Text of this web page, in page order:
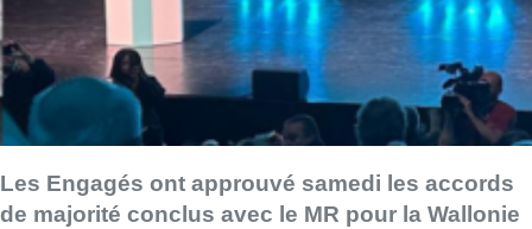
Les Engagés ont approuvé samedi les accords
de majorité conclus avec le MR pour la Wallonie